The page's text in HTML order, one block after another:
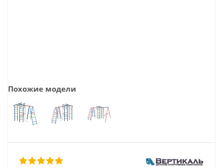
Похожие модели